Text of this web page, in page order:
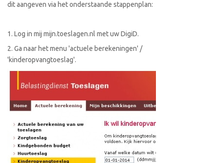
dit aangeven via het onderstaande stappenplan:
1. Log in mij mijn.toeslagen.nl met uw DigiD.
2. Ga naar het menu 'actuele berekeningen' /
'kinderopvangtoeslag'.